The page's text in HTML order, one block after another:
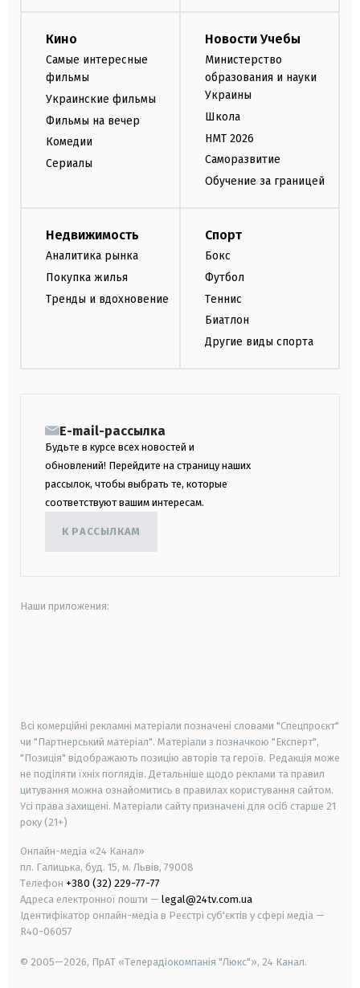
Кино
Самые интересные
фильмы
Украинские фильмы
Фильмы на вечер
Комедии
Сериалы
Новости Учебы
Министерство
образования и науки
Украины
Школа
НМТ 2026
Саморазвитие
Обучение за границей
Недвижимость
Аналитика рынка
Покупка жилья
Тренды и вдохновение
Спорт
Бокс
Футбол
Теннис
Биатлон
Другие виды спорта
E-mail-рассылка
Будьте в курсе всех новостей и
обновлений! Перейдите на страницу наших
рассылок, чтобы выбрать те, которые
соответствуют вашим интересам.
К РАССЫЛКАМ
Наши приложения:
Всі комерційні рекламні матеріали позначені словами "Спецпроєкт"
чи "Партнерський матеріал". Матеріали з позначкою "Експерт",
"Позиція" відображають позицію авторів та героїв. Редакція може
не поділяти їхніх поглядів. Детальніше щодо реклами та правил
цитування можна ознайомитись в правилах користування сайтом.
Усі права захищені. Матеріали сайту призначені для осіб старше 21
року (21+)
Онлайн-медіа «24 Канал»
пл. Галицька, буд. 15, м. Львів, 79008
Телефон +380 (32) 229-77-77
Адреса електронної пошти — legal@24tv.com.ua
Ідентифікатор онлайн-медіа в Реєстрі суб'єктів у сфері медіа —
R40-06057
© 2005—2026, ПрАТ «Телерадіокомпанія "Люкс"», 24 Канал.